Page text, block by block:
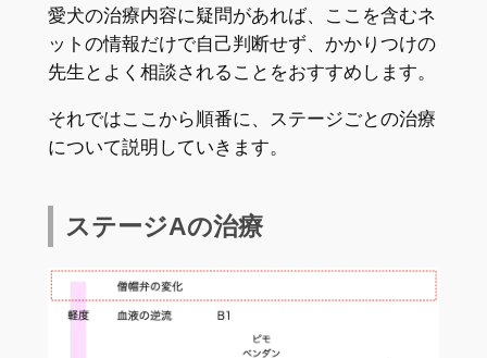
愛犬の治療内容に疑問があれば、ここを含むネ
ットの情報だけで自己判断せず、かかりつけの
先生とよく相談されることをおすすめします。
それではここから順番に、ステージごとの治療
について説明していきます。
ステージAの治療